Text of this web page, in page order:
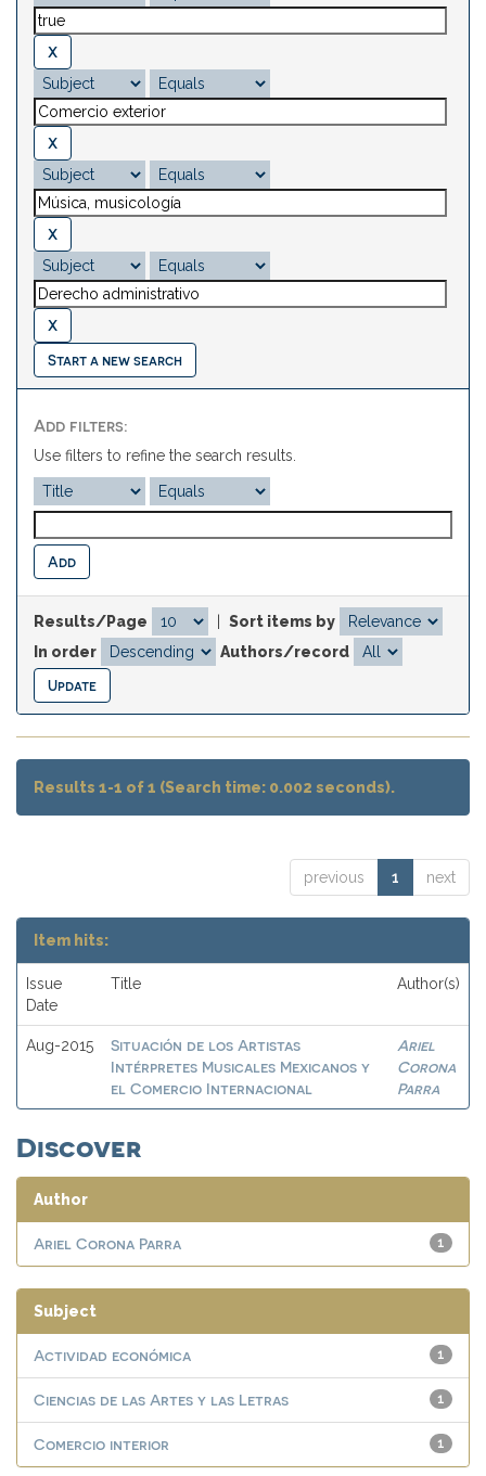
Start a new search
Add filters:
Use filters to refine the search results.
Results/Page
Sort items by
In order
Authors/record
Results 1-1 of 1 (Search time: 0.002 seconds).
previous 1 next
Item hits:
Issue
Date
Title Author(s)
Aug-2015
Situación de los Artistas
Intérpretes Musicales Mexicanos y
el Comercio Internacional
Ariel
Corona
Parra
Discover
Author
1
Ariel Corona Parra
Subject
1
Actividad económica
1
Ciencias de las Artes y las Letras
1
Comercio interior